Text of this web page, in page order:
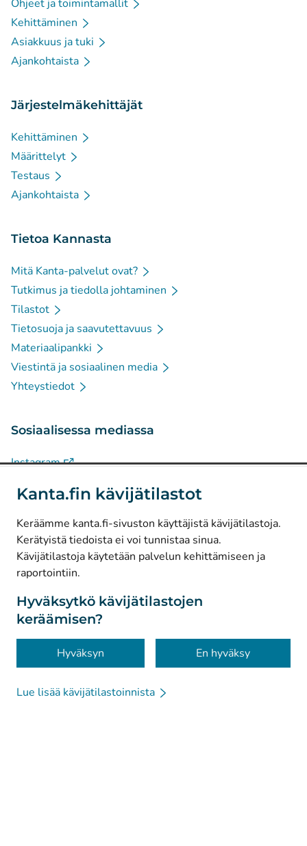
Kanta.fin kävijätilastot
Keräämme kanta.fi-sivuston käyttäjistä kävijätilastoja.
Kerätyistä tiedoista ei voi tunnistaa sinua.
Kävijätilastoja käytetään palvelun kehittämiseen ja
raportointiin.
Hyväksytkö kävijätilastojen
keräämisen?
Hyväksyn En hyväksy
Lue lisää kävijätilastoinnista
Ohjeet ja toimintamallit
Kehittäminen
Asiakkuus ja tuki
Ajankohtaista
Järjestelmäkehittäjät
Kehittäminen
Määrittelyt
Testaus
Ajankohtaista
Tietoa Kannasta
Mitä Kanta-palvelut ovat?
Tutkimus ja tiedolla johtaminen
Tilastot
Tietosuoja ja saavutettavuus
Materiaalipankki
Viestintä ja sosiaalinen media
Yhteystiedot
Sosiaalisessa mediassa
Instagram(Avautuu uuteen välilehteen)
Facebook(Avautuu uuteen välilehteen)
© Kanta-Palvelut, Kansaneläkelaitos
Tietosuoja
Tietoa sivustosta
Saavutettavuus
Evästeet